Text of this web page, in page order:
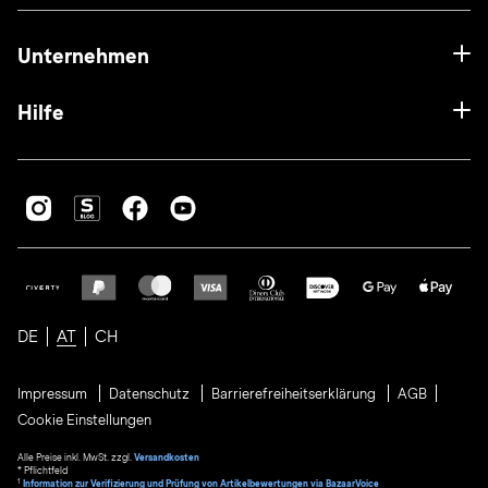
Unternehmen
Hilfe
DE AT CH
Impressum Datenschutz Barrierefreiheitserklärung
AGB
Cookie Einstellungen
Alle Preise inkl. MwSt. zzgl. Versandkosten
* Pflichtfeld
1 Information zur Verifizierung und Prüfung von Artikelbewertungen via BazaarVoice